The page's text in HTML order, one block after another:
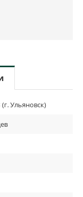
Ульяновск)